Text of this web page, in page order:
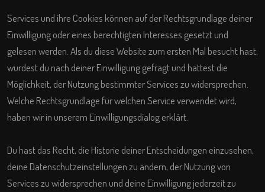
Services und ihre Cookies können auf der Rechtsgrundlage deiner
Einwilligung oder eines berechtigten Interesses gesetzt und
gelesen werden. Als du diese Website zum ersten Mal besucht hast,
wurdest du nach deiner Einwilligung gefragt und hattest die
Möglichkeit, der Nutzung bestimmter Services zu widersprechen.
Welche Rechtsgrundlage für welchen Service verwendet wird,
haben wir in unserem Einwilligungsdialog erklärt.
Du hast das Recht, die Historie deiner Entscheidungen einzusehen,
deine Datenschutzeinstellungen zu ändern, der Nutzung von
Services zu widersprechen und deine Einwilligung jederzeit zu